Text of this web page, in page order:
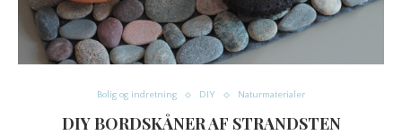
Bolig og indretning DIY Naturmaterialer
DIY BORDSKÅNER AF STRANDSTEN